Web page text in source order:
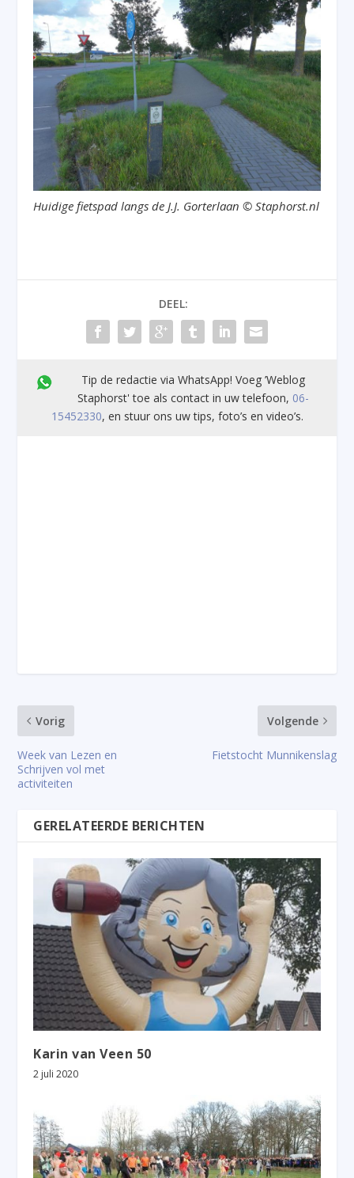
Huidige fietspad langs de J.J. Gorterlaan © Staphorst.nl
DEEL:
Tip de redactie via WhatsApp! Voeg ’Weblog
Staphorst' toe als contact in uw telefoon, 06-
15452330, en stuur ons uw tips, foto’s en video’s.
Vorig
Week van Lezen en
Schrijven vol met
activiteiten
Volgende
Fietstocht Munnikenslag
GERELATEERDE BERICHTEN
Karin van Veen 50
2 juli 2020